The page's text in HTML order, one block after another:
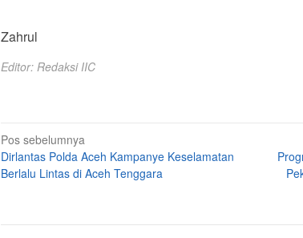
Zahrul
Editor: Redaksi IIC
Navigasi
pos
Pos sebelumnya
Dirlantas Polda Aceh Kampanye Keselamatan
Berlalu Lintas di Aceh Tenggara